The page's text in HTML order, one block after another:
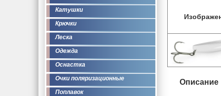
Катушки
Крючки
Леска
Одежда
Оснастка
Очки поляризационные
Поплавок
Описание